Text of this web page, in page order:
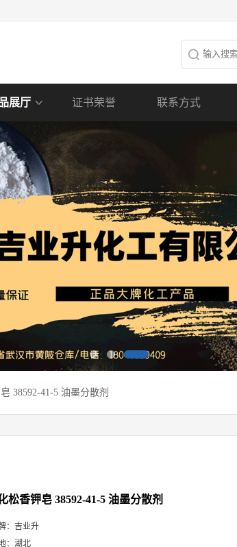
展厅 证书荣誉 联系方式
38592-41-5 油墨分散剂
松香钾皂 38592-41-5 油墨分散剂
： 吉业升
： 湖北